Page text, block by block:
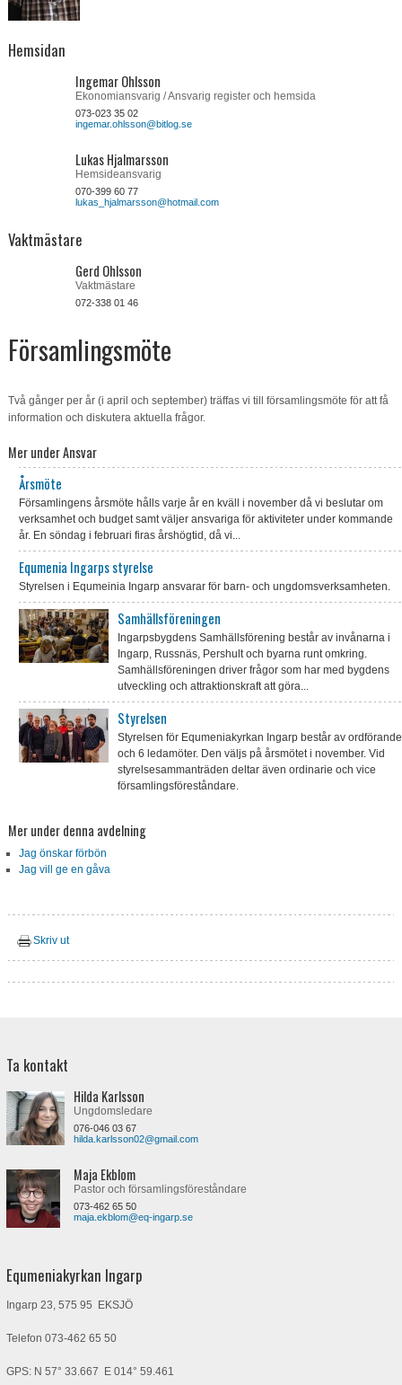
Hemsidan
Ingemar Ohlsson
Ekonomiansvarig / Ansvarig register och hemsida
073-023 35 02
ingemar.ohlsson@bitlog.se
Lukas Hjalmarsson
Hemsideansvarig
070-399 60 77
lukas_hjalmarsson@hotmail.com
Vaktmästare
Gerd Ohlsson
Vaktmästare
072-338 01 46
Församlingsmöte
Två gånger per år (i april och september) träffas vi till församlingsmöte för att få
information och diskutera aktuella frågor.
Mer under Ansvar
Årsmöte
Församlingens årsmöte hålls varje år en kväll i november då vi beslutar om
verksamhet och budget samt väljer ansvariga för aktiviteter under kommande
år. En söndag i februari firas årshögtid, då vi...
Equmenia Ingarps styrelse
Styrelsen i Equmeinia Ingarp ansvarar för barn- och ungdomsverksamheten.
Samhällsföreningen
Ingarpsbygdens Samhällsförening består av invånarna i
Ingarp, Russnäs, Pershult och byarna runt omkring.
Samhällsföreningen driver frågor som har med bygdens
utveckling och attraktionskraft att göra...
Styrelsen
Styrelsen för Equmeniakyrkan Ingarp består av ordförande
och 6 ledamöter. Den väljs på årsmötet i november. Vid
styrelsesammanträden deltar även ordinarie och vice
församlingsföreståndare.
Mer under denna avdelning
Jag önskar förbön
Jag vill ge en gåva
Skriv ut
Ta kontakt
Hilda Karlsson
Ungdomsledare
076-046 03 67
hilda.karlsson02@gmail.com
Maja Ekblom
Pastor och församlingsföreståndare
073-462 65 50
maja.ekblom@eq-ingarp.se
Equmeniakyrkan Ingarp
Ingarp 23, 575 95 EKSJÖ
Telefon 073-462 65 50
GPS: N 57° 33.667 E 014° 59.461